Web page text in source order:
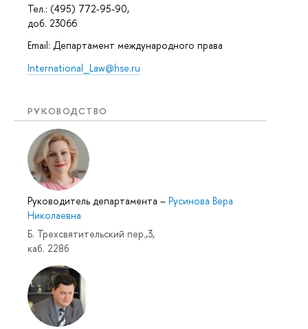
Тел.: (495) 772-95-90,
доб. 23066
Email: Департамент международного права
International_Law@hse.ru
РУКОВОДСТВО
Руководитель департамента – Русинова Вера
Николаевна
Б. Трехсвятительский пер.,3,
каб. 228б